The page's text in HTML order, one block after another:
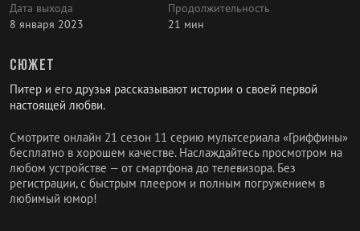
Дата выхода
8 января 2023
Продолжительность
21 мин
Сюжет
Питер и его друзья рассказывают истории о своей первой
настоящей любви.
Смотрите онлайн 21 сезон 11 серию мультсериала «Гриффины»
бесплатно в хорошем качестве. Наслаждайтесь просмотром на
любом устройстве — от смартфона до телевизора. Без
регистрации, с быстрым плеером и полным погружением в
любимый юмор!